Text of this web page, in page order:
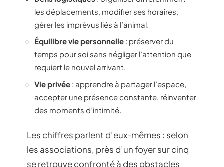
les déplacements, modifier ses horaires,
gérer les imprévus liés à l’animal.
Équilibre vie personnelle : préserver du
temps pour soi sans négliger l’attention que
requiert le nouvel arrivant.
Vie privée : apprendre à partager l’espace,
accepter une présence constante, réinventer
des moments d’intimité.
Les chiffres parlent d’eux-mêmes : selon
les associations, près d’un foyer sur cinq
se retrouve confronté à des obstacles